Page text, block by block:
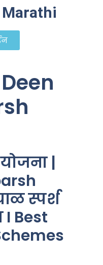
Deen
|
स्पर्श
I Best